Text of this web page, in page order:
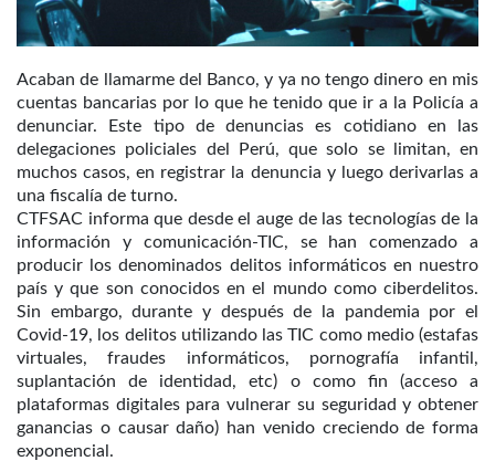
Acaban de llamarme del Banco, y ya no tengo dinero en mis
cuentas bancarias por lo que he tenido que ir a la Policía a
denunciar. Este tipo de denuncias es cotidiano en las
delegaciones policiales del Perú, que solo se limitan, en
muchos casos, en registrar la denuncia y luego derivarlas a
una fiscalía de turno.
CTFSAC informa que desde el auge de las tecnologías de la
información y comunicación-TIC, se han comenzado a
producir los denominados delitos informáticos en nuestro
país y que son conocidos en el mundo como ciberdelitos.
Sin embargo, durante y después de la pandemia por el
Covid-19, los delitos utilizando las TIC como medio (estafas
virtuales, fraudes informáticos, pornografía infantil,
suplantación de identidad, etc) o como fin (acceso a
plataformas digitales para vulnerar su seguridad y obtener
ganancias o causar daño) han venido creciendo de forma
exponencial.